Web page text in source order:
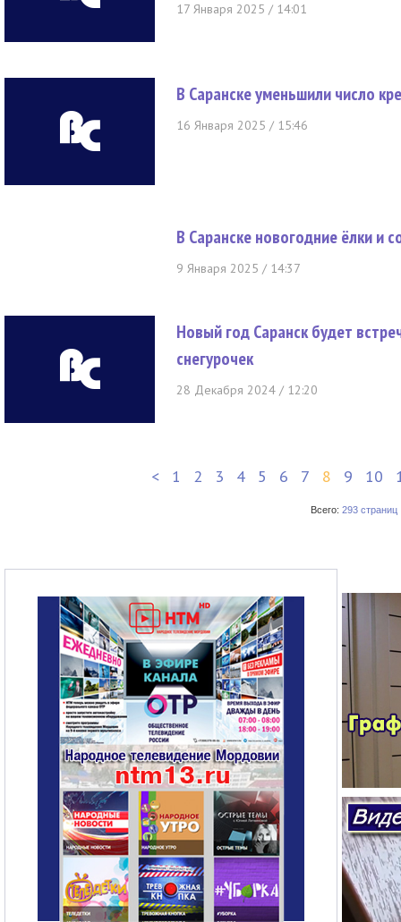
17 Января 2025 / 14:01
В Саранске уменьшили число
16 Января 2025 / 15:46
В Саранске новогодние ёлки и
9 Января 2025 / 14:37
Новый год Саранск будет
снегурочек
28 Декабря 2024 / 12:20
< 1 2 3 4 5 6 7 8 9 10
Всего: 293 страниц